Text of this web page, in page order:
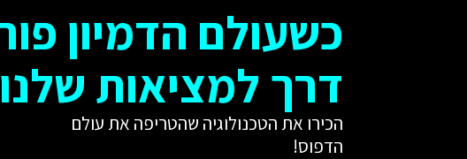
כשעולם הדמיון
דרך למציאות שלנו
הכירו את הטכנולוגיה שהטריפה את עולם
הדפוס!